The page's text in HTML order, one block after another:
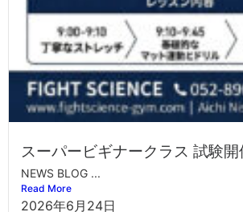
スーパービギナークラス 試験
NEWS BLOG ...
Read More
2026年6月24日